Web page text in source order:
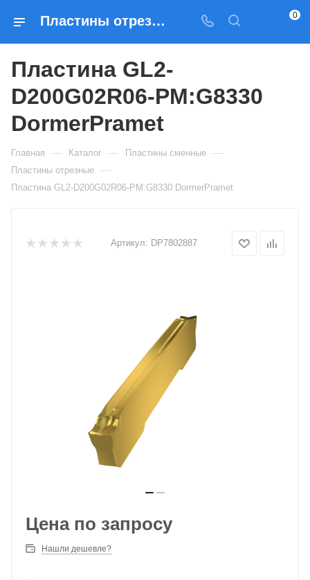
Пластины отрезные Пластина GL2-D200G02R06-PM:G8330 DormerPramet — купить по выгодным ценам в Москве 0
Пластина GL2-
D200G02R06-PM:G8330
DormerPramet
Главная — Каталог — Пластины сменные —
Пластины отрезные —
Пластина GL2-D200G02R06-PM:G8330 DormerPramet
Артикул: DP7802887
Цена по запросу
Нашли дешевле?